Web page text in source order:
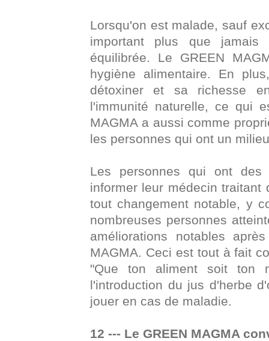
Lorsqu'on est malade, sauf
important plus que jamais
équilibrée. Le GREEN
hygiène alimentaire. En
détoxiner et sa richesse
l'immunité naturelle, ce qui
MAGMA a aussi comme
les personnes qui ont un
Les personnes qui ont des
informer leur médecin
tout changement notable, y
nombreuses personnes
améliorations notables
MAGMA. Ceci est tout à fait
"Que ton aliment soit ton
l'introduction du jus d'herbe
jouer en cas de maladie.
12 --- Le GREEN MAGMA